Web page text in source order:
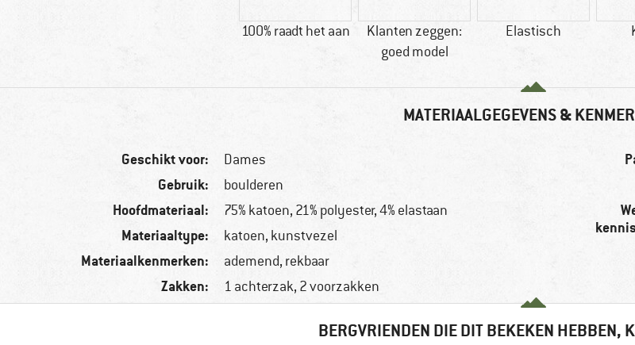
100% raadt het aan
Klanten zeggen:
goed model
Elastisch
MATERIAALGEGEVENS &
Geschikt voor: Dames
Gebruik: boulderen
Hoofdmateriaal: 75% katoen, 21% polyester, 4% elastaan
Materiaaltype: katoen, kunstvezel
Materiaalkenmerken: ademend, rekbaar
Zakken: 1 achterzak, 2 voorzakken
BERGVRIENDEN DIE DIT BEKEKEN HEBBEN,